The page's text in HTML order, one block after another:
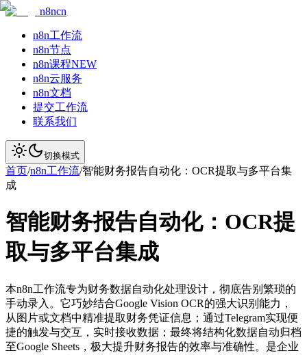
n8ncn
n8n工作流
n8n节点
n8n课程NEW
n8n云服务
n8n文档
提交工作流
联系我们
切换模式
首页/n8n工作流/智能财务报告自动化：OCR提取与多平台集
成
智能财务报告自动化：OCR提
取与多平台集成
本n8n工作流专为财务数据自动化处理设计，彻底告别繁琐的
手动录入。它巧妙结合Google Vision OCR的强大识别能力，
从图片或文档中精准提取财务凭证信息；通过Telegram实现便
捷的触发与交互，实时接收数据；最终将结构化数据自动归档
至Google Sheets，极大提升财务报告的效率与准确性。是企业